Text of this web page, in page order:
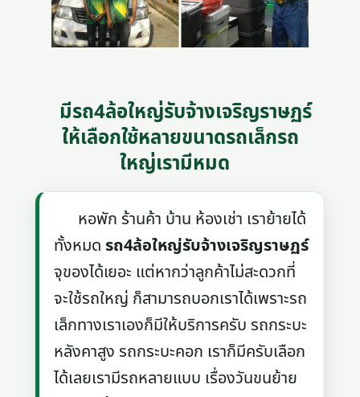
มีรถ4ล้อใหญ่รับจ้างเจริญราษฏร์
ให้เลือกใช้หลายขนาดรถเล็กรถ
ใหญ่เรามีหมด
หอพัก ร้านค้า บ้าน ห้องเช่า เราย้ายได้
ทั้งหมดรถ4ล้อใหญ่รับจ้างเจริญราษฏร์
จุของได้เยอะ แต่หากว่าลูกค้าไม่สะดวกที่
จะใช้รถใหญ่ ก็สามารถบอกเราได้เพราะรถ
เล็กทางเราเองก็มีให้บริการครับ รถกระบะ
หลังคาสูง รถกระบะคอก เราก็มีครับเลือก
ได้เลยเรามีรถหลายแบบ เรื่องวันขนย้าย